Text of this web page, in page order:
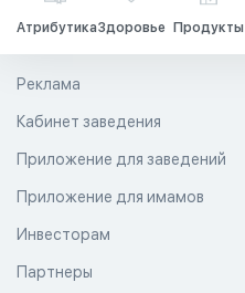
АтрибутикаЗдоровье Продукты
Реклама
Кабинет заведения
Приложение для заведений
Приложение для имамов
Инвесторам
Партнеры